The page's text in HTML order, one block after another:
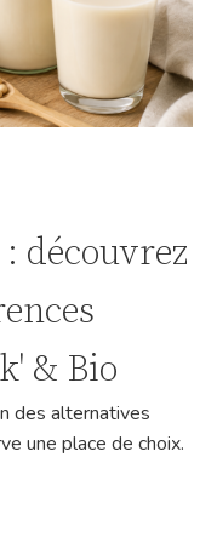
découvrez
& Bio
des alternatives
une place de choix.